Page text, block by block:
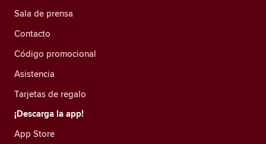
Sala de prensa
Contacto
Código promocional
Asistencia
Tarjetas de regalo
¡Descarga la app!
App Store